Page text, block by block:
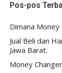
Pos-pos
Dimana Money
Jual Beli dan
Jawa Barat.
Money